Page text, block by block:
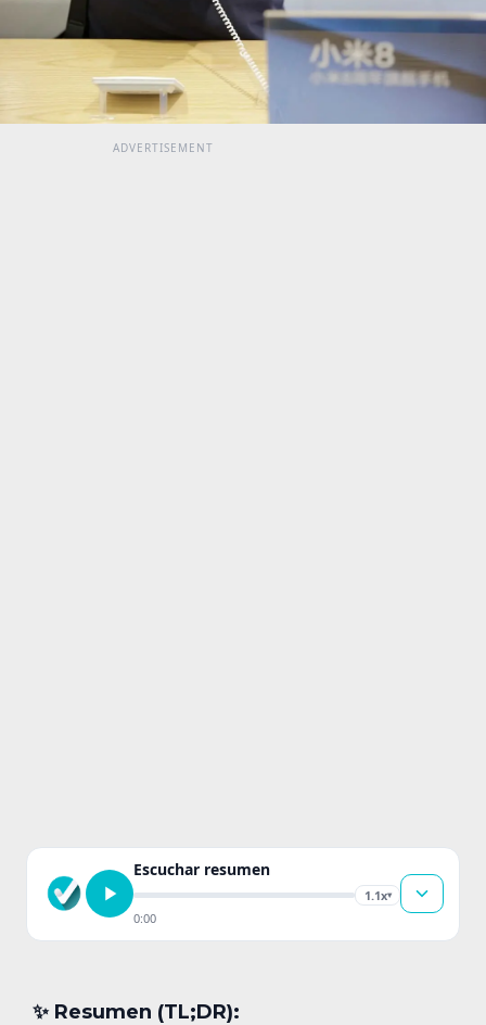
Escuchar resumen
1.1x▾
0:00
✨︎ Resumen (TL;DR):